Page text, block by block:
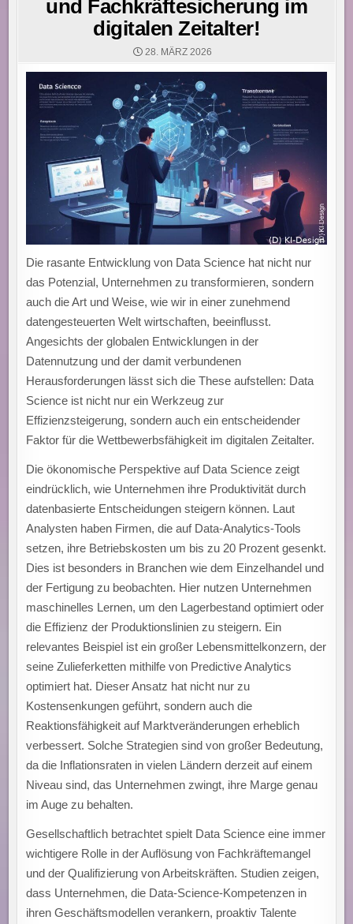
und Fachkräftesicherung im
digitalen Zeitalter!
28. MÄRZ 2026
Die rasante Entwicklung von Data Science hat nicht nur
das Potenzial, Unternehmen zu transformieren, sondern
auch die Art und Weise, wie wir in einer zunehmend
datengesteuerten Welt wirtschaften, beeinflusst.
Angesichts der globalen Entwicklungen in der
Datennutzung und der damit verbundenen
Herausforderungen lässt sich die These aufstellen: Data
Science ist nicht nur ein Werkzeug zur
Effizienzsteigerung, sondern auch ein entscheidender
Faktor für die Wettbewerbsfähigkeit im digitalen Zeitalter.
Die ökonomische Perspektive auf Data Science zeigt
eindrücklich, wie Unternehmen ihre Produktivität durch
datenbasierte Entscheidungen steigern können. Laut
Analysten haben Firmen, die auf Data-Analytics-Tools
setzen, ihre Betriebskosten um bis zu 20 Prozent gesenkt.
Dies ist besonders in Branchen wie dem Einzelhandel und
der Fertigung zu beobachten. Hier nutzen Unternehmen
maschinelles Lernen, um den Lagerbestand optimiert oder
die Effizienz der Produktionslinien zu steigern. Ein
relevantes Beispiel ist ein großer Lebensmittelkonzern, der
seine Zulieferketten mithilfe von Predictive Analytics
optimiert hat. Dieser Ansatz hat nicht nur zu
Kostensenkungen geführt, sondern auch die
Reaktionsfähigkeit auf Marktveränderungen erheblich
verbessert. Solche Strategien sind von großer Bedeutung,
da die Inflationsraten in vielen Ländern derzeit auf einem
Niveau sind, das Unternehmen zwingt, ihre Marge genau
im Auge zu behalten.
Gesellschaftlich betrachtet spielt Data Science eine immer
wichtigere Rolle in der Auflösung von Fachkräftemangel
und der Qualifizierung von Arbeitskräften. Studien zeigen,
dass Unternehmen, die Data-Science-Kompetenzen in
ihren Geschäftsmodellen verankern, proaktiv Talente